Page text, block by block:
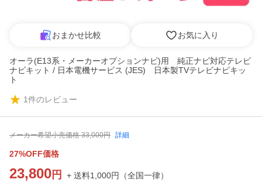
おまかせ比較 お気に入り
オーラ(E13系・メーカーオプションナビ)用 純正ナビ対応テレビ
ナビキット / 日本電機サービス (JES) 日本製TVテレビナビキッ
ト
1件のレビュー
メーカー希望小売価格 33,000円 詳細
27%OFF価格
23,800 円 + 送料1,000円 （全国一律）